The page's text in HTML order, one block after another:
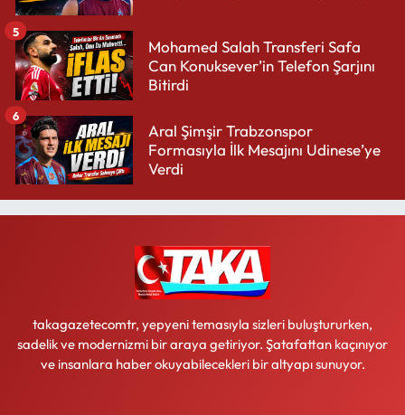
Mohamed Salah Transferi Safa
Can Konuksever’in Telefon Şarjını
Bitirdi
5
Aral Şimşir Trabzonspor
Formasıyla İlk Mesajını Udinese’ye
Verdi
6
takagazetecomtr, yepyeni temasıyla sizleri buluştururken,
sadelik ve modernizmi bir araya getiriyor. Şatafattan kaçınıyor
ve insanlara haber okuyabilecekleri bir altyapı sunuyor.